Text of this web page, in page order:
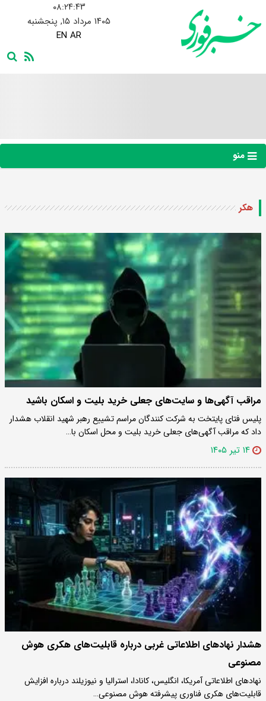
۰۸:۲۴:۴۴
۱۴۰۵ مرداد ۱۵, پنجشنبه
EN AR
منو
هکر
مراقب آگهی‌ها و سایت‌های جعلی خرید بلیت و اسکان باشید
پلیس فتای پایتخت به شرکت کنندگان مراسم تشییع رهبر شهید انقلاب هشدار
داد که مراقب آگهی‌های جعلی خرید بلیت و محل اسکان با…
۱۴ تیر ۱۴۰۵
هشدار نهادهای اطلاعاتی غربی درباره قابلیت‌های هکری هوش
مصنوعی
نهادهای اطلاعاتی آمریکا، انگلیس، کانادا، استرالیا و نیوزیلند درباره افزایش
قابلیت‌های هکری فناوری پیشرفته هوش مصنوعی…